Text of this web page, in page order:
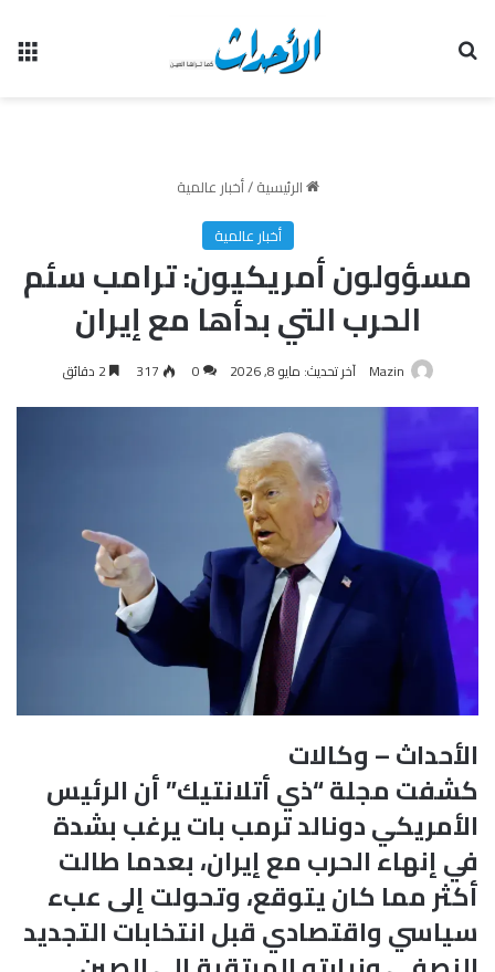
الرئيسية/أخبار عالمية
أخبار عالمية
مسؤولون أمريكيون: ترامب سئم
الحرب التي بدأها مع إيران
Mazin آخر تحديث: مايو 8, 2026 0
317 2 دقائق
الأحداث – وكالات
كشفت مجلة “ذي أتلانتيك” أن الرئيس
الأمريكي دونالد ترمب بات يرغب بشدة
في إنهاء الحرب مع إيران، بعدما طالت
أكثر مما كان يتوقع، وتحولت إلى عبء
سياسي واقتصادي قبل انتخابات التجديد